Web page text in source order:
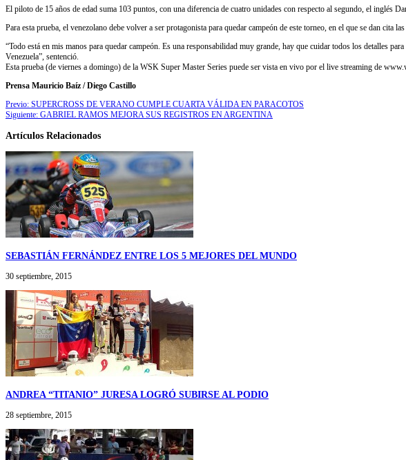
El piloto de 15 años de edad suma 103 puntos, con una diferencia de cuatro unidades con respecto al segundo, el inglés
Para esta prueba, el venezolano debe volver a ser protagonista para quedar campeón de este torneo, en el que se dan cita
“Todo está en mis manos para quedar campeón. Es una responsabilidad muy grande, hay que cuidar todos los detalles
Venezuela”, sentenció.
Esta prueba (de viernes a domingo) de la WSK Super Master Series puede ser vista en vivo por el live streaming de
Prensa Mauricio Baíz / Diego Castillo
Previo: SUPERCROSS DE VERANO CUMPLE CUARTA VÁLIDA EN PARACOTOS
Siguiente: GABRIEL RAMOS MEJORA SUS REGISTROS EN ARGENTINA
Artículos Relacionados
SEBASTIÁN FERNÁNDEZ ENTRE LOS 5 MEJORES DEL MUNDO
30 septiembre, 2015
ANDREA “TITANIO” JURESA LOGRÓ SUBIRSE AL PODIO
28 septiembre, 2015